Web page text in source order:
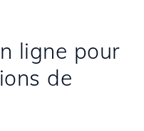
ligne pour
de